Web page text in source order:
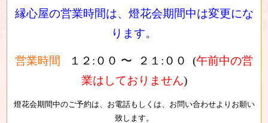
縁心屋の営業時間は、燈花会期間中は変更にな
ります。
営業時間 １２:００ 〜 ２１:００ (午前中の営
業はしておりません)
燈花会期間中のご予約は、お電話もしくは、お問い合わせよりお願い
致します。